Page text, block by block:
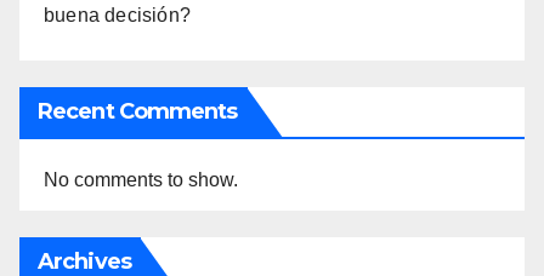
buena decisión?
Recent Comments
No comments to show.
Archives